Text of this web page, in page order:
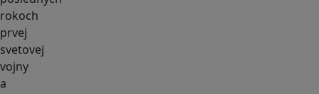
rokoch
prvej
svetovej
vojny
a